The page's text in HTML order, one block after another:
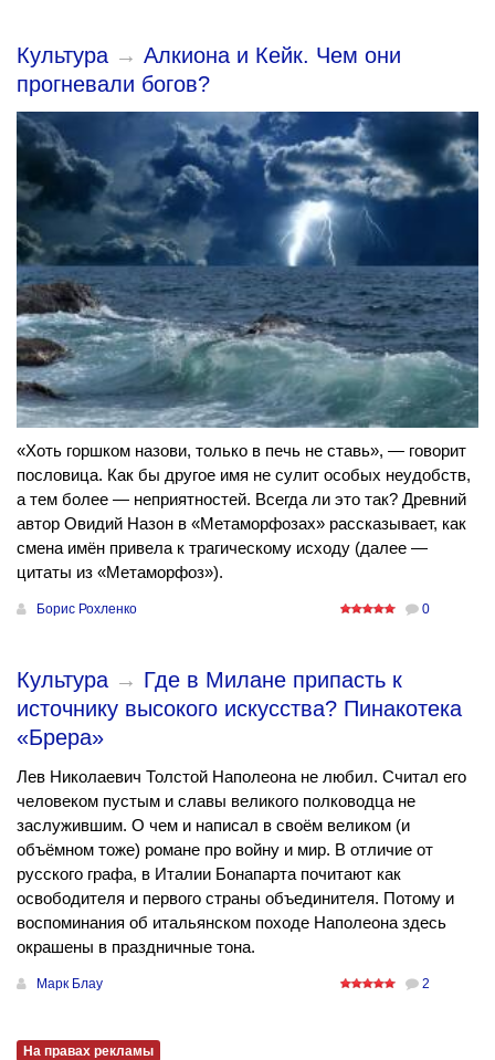
Культура → Алкиона и Кейк. Чем они
прогневали богов?
«Хоть горшком назови, только в печь не ставь», — говорит
пословица. Как бы другое имя не сулит особых неудобств,
а тем более — неприятностей. Всегда ли это так? Древний
автор Овидий Назон в «Метаморфозах» рассказывает, как
смена имён привела к трагическому исходу (далее —
цитаты из «Метаморфоз»).
Борис Рохленко 0
Культура → Где в Милане припасть к
источнику высокого искусства? Пинакотека
«Брера»
Лев Николаевич Толстой Наполеона не любил. Считал его
человеком пустым и славы великого полководца не
заслужившим. О чем и написал в своём великом (и
объёмном тоже) романе про войну и мир. В отличие от
русского графа, в Италии Бонапарта почитают как
освободителя и первого страны объединителя. Потому и
воспоминания об итальянском походе Наполеона здесь
окрашены в праздничные тона.
Марк Блау 2
На правах рекламы